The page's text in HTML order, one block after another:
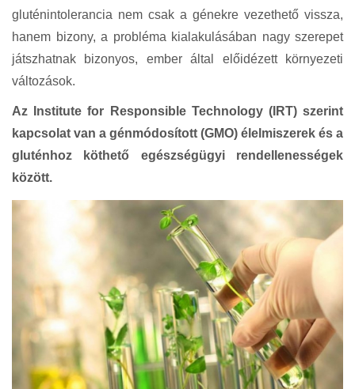
gluténintolerancia nem csak a génekre vezethető vissza,
hanem bizony, a probléma kialakulásában nagy szerepet
játszhatnak bizonyos, ember által előidézett környezeti
változások.
Az Institute for Responsible Technology (IRT) szerint
kapcsolat van a génmódosított (GMO) élelmiszerek és a
gluténhoz köthető egészségügyi rendellenességek
között.